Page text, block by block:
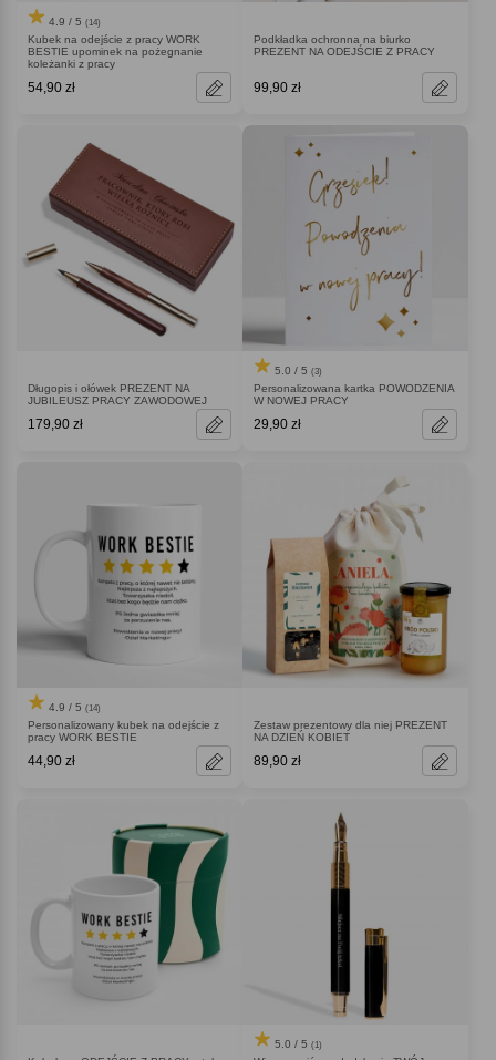
4.9 / 5 (14)
Kubek na odejście z pracy WORK
BESTIE upominek na pożegnanie
koleżanki z pracy
54,90 zł
Podkładka ochronna na biurko
PREZENT NA ODEJŚCIE Z PRACY
99,90 zł
Długopis i ołówek PREZENT NA
JUBILEUSZ PRACY ZAWODOWEJ
179,90 zł
5.0 / 5 (3)
Personalizowana kartka POWODZENIA
W NOWEJ PRACY
29,90 zł
4.9 / 5 (14)
Personalizowany kubek na odejście z
pracy WORK BESTIE
44,90 zł
Zestaw prezentowy dla niej PREZENT
NA DZIEŃ KOBIET
89,90 zł
5.0 / 5 (1)